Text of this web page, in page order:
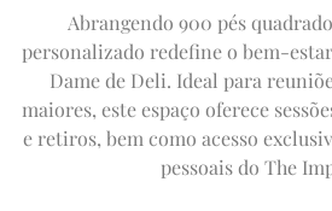
SUÍTE VICEROY
SUITE DE
A SUITE
QUARTOS
PATIALA PEG
THE HARDINGE
AS ASSEMBLEIAS
AYURVEDA
MENU DE
PISCINA
SANTUÁRIO DE
FITNESS
SALÃO
LOUNGE
Experiências
PASSEIO DE UM DIA AO
VISITA À
A FROTA
FORA DOS CIRCUITOS
Ofertas
OFERTAS DE
ENDEFR JARU PT
Abrangendo 900 pés
personalizado redefine o bem-
Dame de Deli. Ideal para
maiores, este espaço oferece
e retiros, bem como acesso
pessoais do The